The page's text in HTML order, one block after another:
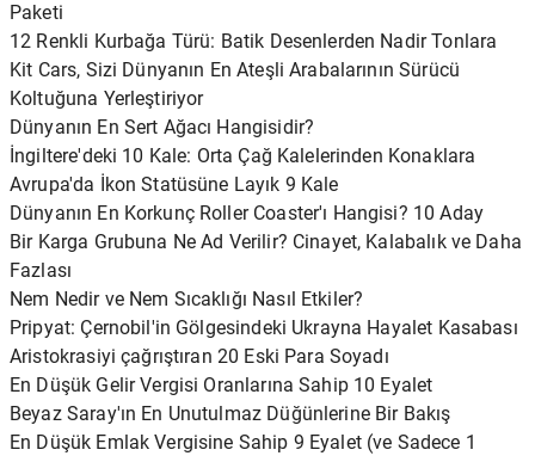
Paketi
12 Renkli Kurbağa Türü: Batik Desenlerden Nadir Tonlara
Kit Cars, Sizi Dünyanın En Ateşli Arabalarının Sürücü
Koltuğuna Yerleştiriyor
Dünyanın En Sert Ağacı Hangisidir?
İngiltere'deki 10 Kale: Orta Çağ Kalelerinden Konaklara
Avrupa'da İkon Statüsüne Layık 9 Kale
Dünyanın En Korkunç Roller Coaster'ı Hangisi? 10 Aday
Bir Karga Grubuna Ne Ad Verilir? Cinayet, Kalabalık ve Daha
Fazlası
Nem Nedir ve Nem Sıcaklığı Nasıl Etkiler?
Pripyat: Çernobil'in Gölgesindeki Ukrayna Hayalet Kasabası
Aristokrasiyi çağrıştıran 20 Eski Para Soyadı
En Düşük Gelir Vergisi Oranlarına Sahip 10 Eyalet
Beyaz Saray'ın En Unutulmaz Düğünlerine Bir Bakış
En Düşük Emlak Vergisine Sahip 9 Eyalet (ve Sadece 1